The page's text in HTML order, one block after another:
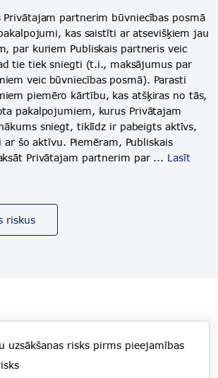
Privātajam partnerim būvniecības posmā
kas saistīti ar atsevišķiem jau
par kuriem Publiskais partneris veic
tie tiek sniegti (t.i., maksājumus par
veic būvniecības posmā). Parasti
piemēro kārtību, kas atšķiras no tās,
pakalpojumiem, kurus Privātajam
sniegt, tiklīdz ir pabeigts aktīvs,
šo aktīvu. Piemēram, Publiskais
Privātajam partnerim par ... Lasīt
riskus
uzsākšanas risks pirms pieejamības